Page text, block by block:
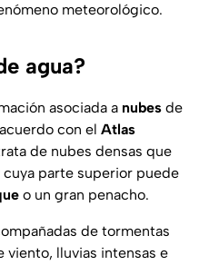
meteorológico.
agua?
asociada a nubes de
con el Atlas
de nubes densas que
parte superior puede
o un gran penacho.
de tormentas
viento, lluvias intensas e